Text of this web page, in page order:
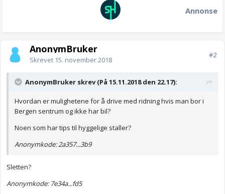
Annonse
AnonymBruker
Skrevet 15. november 2018
#2
AnonymBruker skrev (På 15.11.2018 den 22.17):
Hvordan er mulighetene for å drive med ridning hvis man bor i
Bergen sentrum og ikke har bil?
Noen som har tips til hyggelige staller?
Anonymkode: 2a357...3b9
Sletten?
Anonymkode: 7e34a...fd5